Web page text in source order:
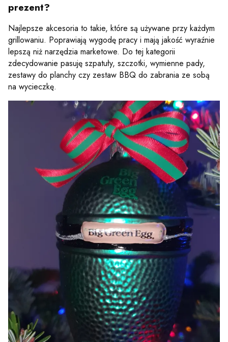
prezent?
Najlepsze akcesoria to takie, które są używane przy każdym
grillowaniu. Poprawiają wygodę pracy i mają jakość wyraźnie
lepszą niż narzędzia marketowe. Do tej kategorii
zdecydowanie pasuję szpatuły, szczotki, wymienne pady,
zestawy do planchy czy zestaw BBQ do zabrania ze sobą
na wycieczkę.